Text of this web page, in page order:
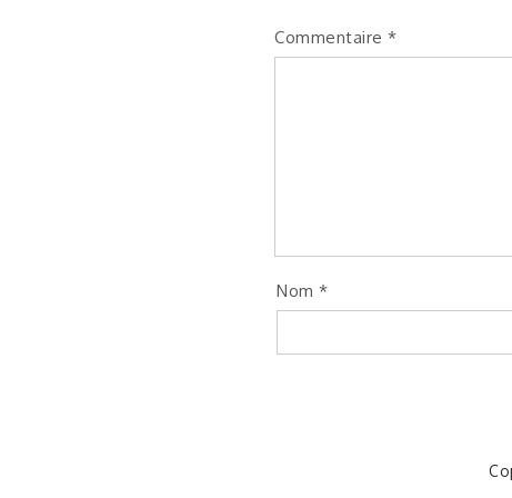
Commentaire *
Nom *